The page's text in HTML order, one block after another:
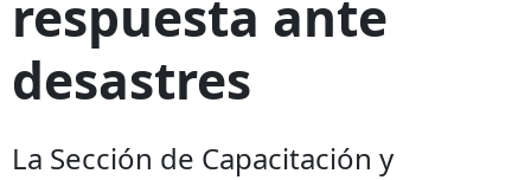
respuesta ante
desastres
La Sección de Capacitación y